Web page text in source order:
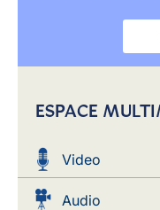
ESPACE
Video
Audio